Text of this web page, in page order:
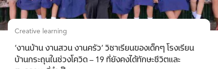
Creative learning
‘งานบ้าน งานสวน งานครัว’ วิชาเรียนของเด็กๆ โรงเรียน
บ้านกระถุนในช่วงโควิด – 19 ที่ยังคงได้ทักษะชีวิตและ